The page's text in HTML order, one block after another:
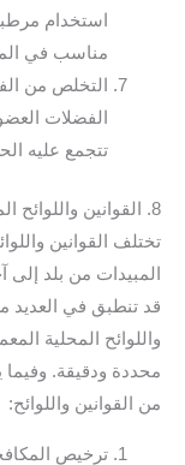
استخدام
مناسب في
التخلص من
الفضلات
تتجمع عليه
8. القوانين واللوائح المتعلقة بمكافحة الحشرات وسلامة المبيدات
تختلف القوانين
المبيدات من بلد
قد تنطبق في العديد
واللوائح المحلية
محددة ودقيقة. وفيما
من القوانين واللوائح:
ترخيص